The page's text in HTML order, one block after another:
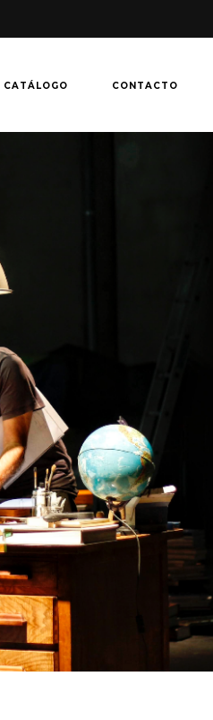
CATÁLOGO CONTACTO